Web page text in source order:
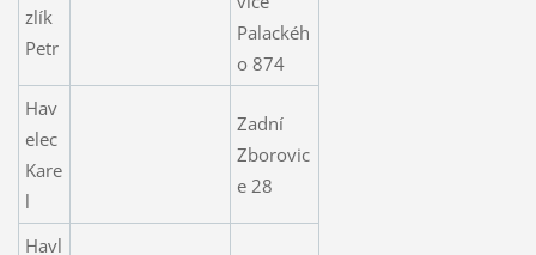
zlík
Petr
Palackéh
o 874
Hav
elec
Kare
l
Zadní
Zborovic
e 28
Havl